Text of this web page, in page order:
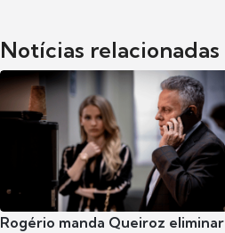
Notícias relacionadas
Rogério manda Queiroz eliminar